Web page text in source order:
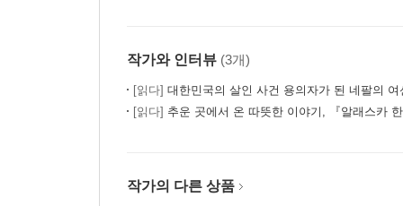
작가와 인터뷰 (3개)
[읽다] 대한민국의 살인 사건 용의자가 된 네팔의
[읽다] 추운 곳에서 온 따뜻한 이야기, 『알래스카
작가의 다른 상품